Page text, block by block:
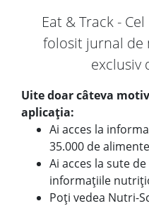
Eat & Track -
folosit jurnal de
exclusiv
Uite doar câteva
aplicația:
Ai acces la
35.000 de
Ai acces la sute
informațiile
Poți vedea Nutri-